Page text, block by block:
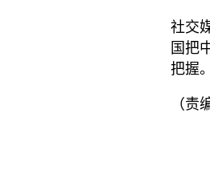
社交
国把
把握
（责